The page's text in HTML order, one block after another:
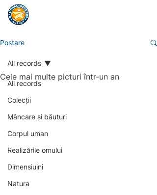
Postare
All records
Colecții
Mâncare și băuturi
Corpul uman
Realizările omului
Dimensiuini
Natura
All records
Cele mai multe picturi într-un an